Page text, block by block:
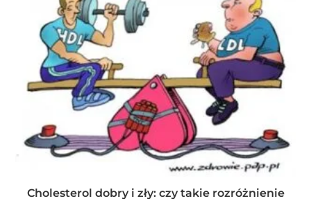
Cholesterol dobry i zły: czy takie rozróżnienie